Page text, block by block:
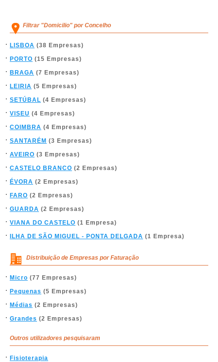
Filtrar "Domicilio" por Concelho
LISBOA (38 Empresas)
PORTO (15 Empresas)
BRAGA (7 Empresas)
LEIRIA (5 Empresas)
SETÚBAL (4 Empresas)
VISEU (4 Empresas)
COIMBRA (4 Empresas)
SANTARÉM (3 Empresas)
AVEIRO (3 Empresas)
CASTELO BRANCO (2 Empresas)
ÉVORA (2 Empresas)
FARO (2 Empresas)
GUARDA (2 Empresas)
VIANA DO CASTELO (1 Empresa)
ILHA DE SÃO MIGUEL - PONTA DELGADA (1 Empresa)
Distribuição de Empresas por Faturação
Micro (77 Empresas)
Pequenas (5 Empresas)
Médias (2 Empresas)
Grandes (2 Empresas)
Outros utilizadores pesquisaram
Fisioterapia